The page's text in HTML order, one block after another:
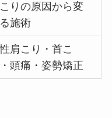
りの原因から変
施術
肩こり・首こ
頭痛・姿勢矯正